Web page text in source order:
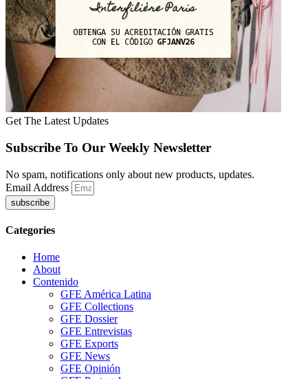
Get The Latest Updates
Subscribe To Our Weekly Newsletter
No spam, notifications only about new products, updates.
Email Address
subscribe
Categories
Home
About
Contenido
GFE América Latina
GFE Collections
GFE Dossier
GFE Entrevistas
GFE Exports
GFE News
GFE Opinión